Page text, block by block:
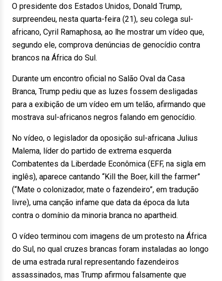
O presidente dos Estados Unidos, Donald Trump,
surpreendeu, nesta quarta-feira (21), seu colega sul-
africano, Cyril Ramaphosa, ao lhe mostrar um vídeo que,
segundo ele, comprova denúncias de genocídio contra
brancos na África do Sul.
Durante um encontro oficial no Salão Oval da Casa
Branca, Trump pediu que as luzes fossem desligadas
para a exibição de um vídeo em um telão, afirmando que
mostrava sul-africanos negros falando em genocídio.
No vídeo, o legislador da oposição sul-africana Julius
Malema, líder do partido de extrema esquerda
Combatentes da Liberdade Econômica (EFF, na sigla em
inglês), aparece cantando “Kill the Boer, kill the farmer”
(“Mate o colonizador, mate o fazendeiro”, em tradução
livre), uma canção infame que data da época da luta
contra o domínio da minoria branca no apartheid.
O vídeo terminou com imagens de um protesto na África
do Sul, no qual cruzes brancas foram instaladas ao longo
de uma estrada rural representando fazendeiros
assassinados, mas Trump afirmou falsamente que